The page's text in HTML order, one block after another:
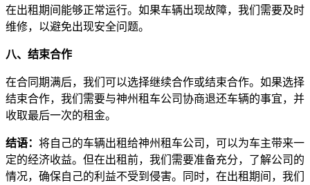
在出租期间能够正常运行。如果车辆出现故障，我们需要及时
维修，以避免出现安全问题。
八、结束合作
在合同期满后，我们可以选择继续合作或结束合作。如果选择
结束合作，我们需要与神州租车公司协商退还车辆的事宜，并
收取最后一次的租金。
结语： 将自己的车辆出租给神州租车公司，可以为车主带来一
定的经济收益。但在出租前，我们需要准备充分，了解公司的
情况，确保自己的利益不受到侵害。同时，在出租期间，我们